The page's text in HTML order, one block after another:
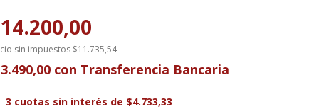
sin impuestos $11.735,54
con Transferencia Bancaria
3 cuotas sin interés de $4.733,33